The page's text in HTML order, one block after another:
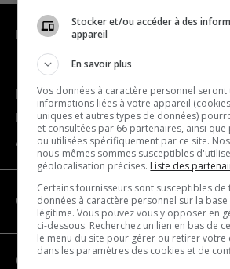
NAVIGATION
Devenir partenaire
Nous joindre
À propos
CATÉGORIES
Géographie
Stocker et/ou accéder à des
appareil
En savoir plus
Vos données à caractère personnel seront
informations liées à votre appareil
uniques et autres types de données)
et consultées par 66 partenaires, ainsi que
ou utilisées spécifiquement par ce site.
nous-mêmes sommes susceptibles
géolocalisation précises. Liste des
Certains fournisseurs sont susceptibles de
données à caractère personnel sur la
légitime. Vous pouvez vous y opposer en
ci-dessous. Recherchez un lien en bas de
le menu du site pour gérer ou retirer votre
dans les paramètres des cookies et de